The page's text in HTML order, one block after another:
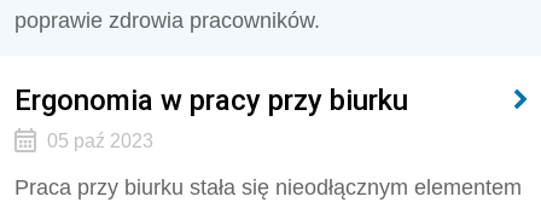
poprawie zdrowia pracowników.
Ergonomia w pracy przy biurku
05 paź 2023
Praca przy biurku stała się nieodłącznym elementem